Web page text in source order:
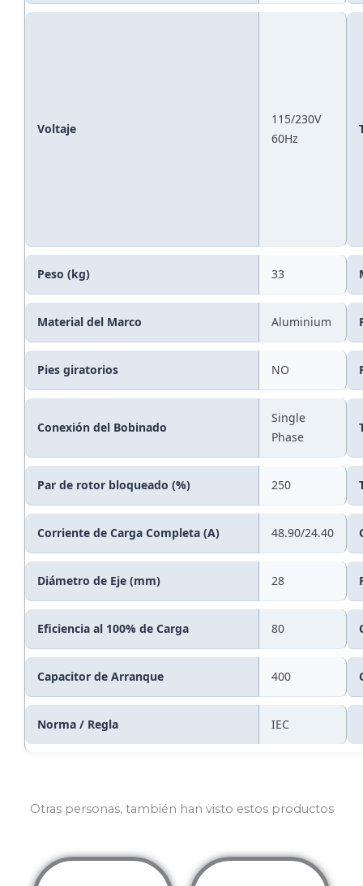
Voltaje
115/230V
60Hz
Peso (kg) 33
Material del Marco Aluminium
Pies giratorios NO
Conexión del Bobinado
Single
Phase
Par de rotor bloqueado (%) 250
Corriente de Carga Completa (A) 48.90/24.40
Diámetro de Eje (mm) 28
Eficiencia al 100% de Carga 80
Capacitor de Arranque 400
Norma / Regla IEC
Otras personas, también han visto estos productos